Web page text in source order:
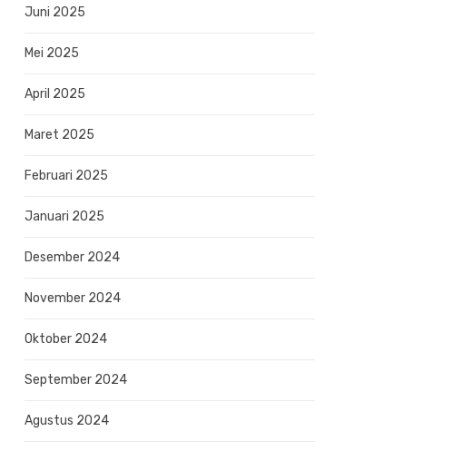
Juni 2025
Mei 2025
April 2025
Maret 2025
Februari 2025
Januari 2025
Desember 2024
November 2024
Oktober 2024
September 2024
Agustus 2024